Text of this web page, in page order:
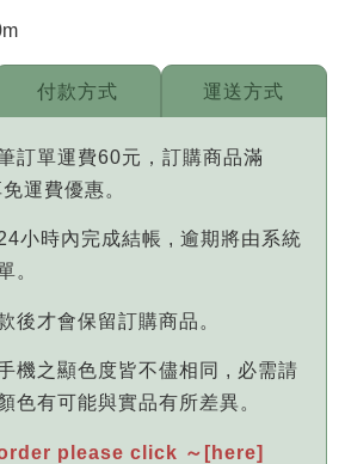
訂單運費60元，訂購商品滿
運費優惠。
小時內完成結帳 , 逾期將由系統
。
後才會保留訂購商品。
機之顯色度皆不儘相同 , 必需請
色有可能與實品有所差異。
please click ～[here]
付款方式 運送方式